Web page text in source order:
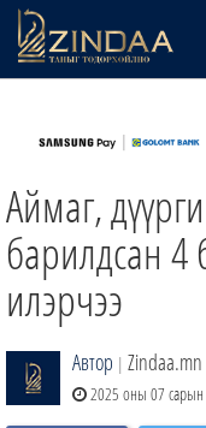
ТВ8
ӨГЛӨӨНИЙ СОНИН
АУДИО ЗОХИОЛ
ЗИНДАА СЭТГҮҮЛ
Аймаг,
барилдсан 4
илэрчээ
Автор | Zindaa.mn
2025 оны 07